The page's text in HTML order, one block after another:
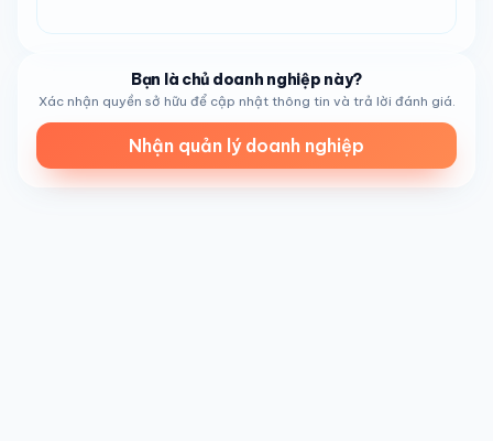
đến 3:00 chiều, và trải nghiệm dịch vụ tận tâm đã làm
Bạn là chủ doanh nghiệp này?
Xác nhận quyền sở hữu để cập nhật thông tin và trả lời đánh giá.
Nhận quản lý doanh nghiệp